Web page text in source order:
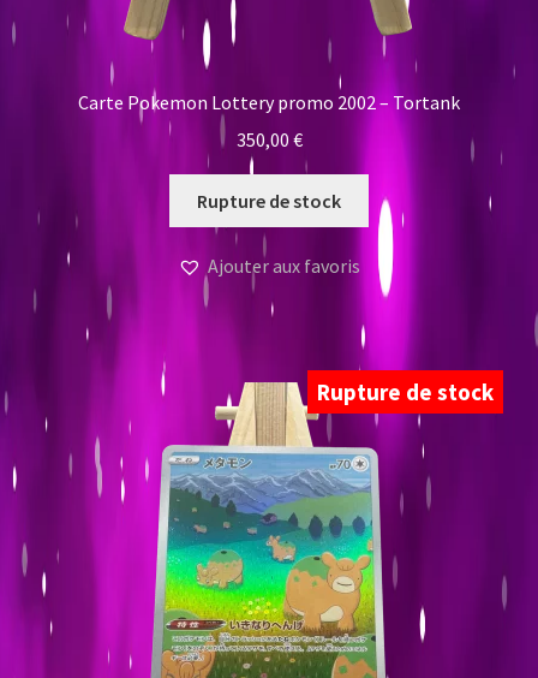
Carte Pokemon Lottery promo 2002 – Tortank
350,00 €
Rupture de stock
Ajouter aux favoris
Rupture de stock